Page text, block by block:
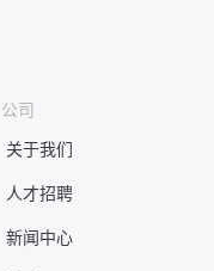
公司
关于我们
人才招聘
新闻中心